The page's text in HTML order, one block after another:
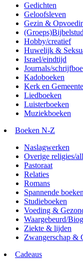
Gedichten
Geloofsleven
Gezin &
Hobby/creatief
Huwelijk &
Israel/eindtijd
Journals/
Kadoboeken
Kerk en Gemeente
Liedboeken
Luisterboeken
Muziekboeken
Boeken N-Z
Naslagwerken
Overige religies/
Pastoraat
Relaties
Romans
Spannende boeken
Studieboeken
Voeding &
Waargebeurd/
Ziekte & lijden
Zwangerschap &
Cadeaus